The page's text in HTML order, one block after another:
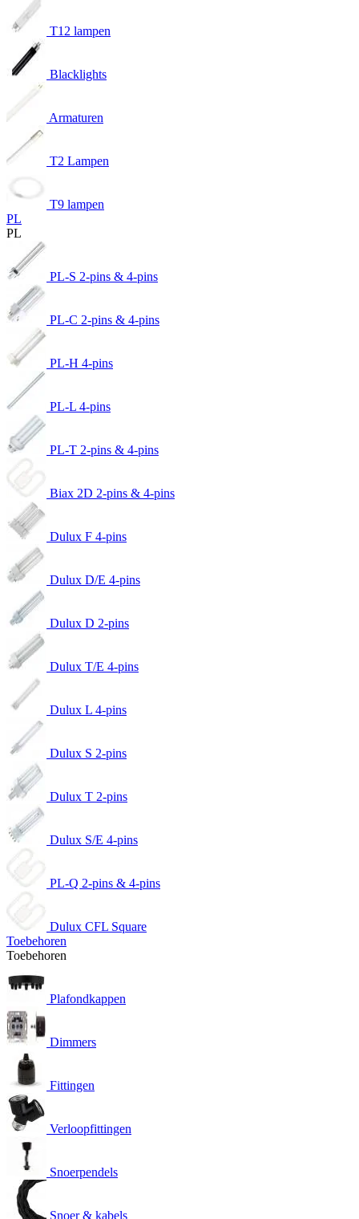
T12 lampen
Blacklights
Armaturen
T2 Lampen
T9 lampen
PL
PL
PL-S 2-pins & 4-pins
PL-C 2-pins & 4-pins
PL-H 4-pins
PL-L 4-pins
PL-T 2-pins & 4-pins
Biax 2D 2-pins & 4-pins
Dulux F 4-pins
Dulux D/E 4-pins
Dulux D 2-pins
Dulux T/E 4-pins
Dulux L 4-pins
Dulux S 2-pins
Dulux T 2-pins
Dulux S/E 4-pins
PL-Q 2-pins & 4-pins
Dulux CFL Square
Toebehoren
Toebehoren
Plafondkappen
Dimmers
Fittingen
Verloopfittingen
Snoerpendels
Snoer & kabels